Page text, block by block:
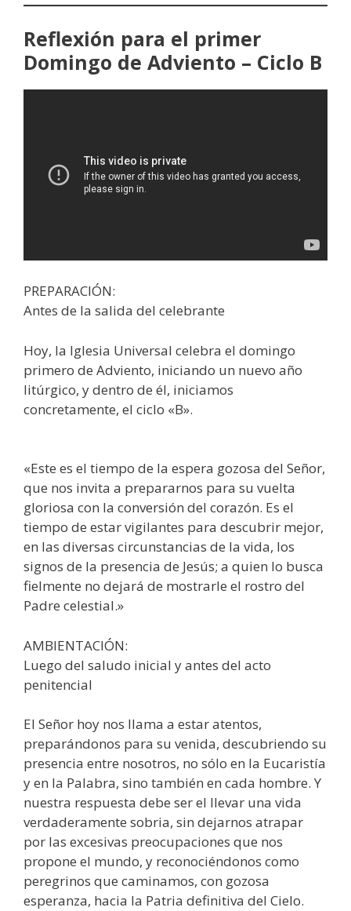
Reflexión para el primer
Domingo de Adviento – Ciclo B
PREPARACIÓN:
Antes de la salida del celebrante
Hoy, la Iglesia Universal celebra el domingo
primero de Adviento, iniciando un nuevo año
litúrgico, y dentro de él, iniciamos
concretamente, el ciclo «B».
«Este es el tiempo de la espera gozosa del Señor,
que nos invita a prepararnos para su vuelta
gloriosa con la conversión del corazón. Es el
tiempo de estar vigilantes para descubrir mejor,
en las diversas circunstancias de la vida, los
signos de la presencia de Jesús; a quien lo busca
fielmente no dejará de mostrarle el rostro del
Padre celestial.»
AMBIENTACIÓN:
Luego del saludo inicial y antes del acto
penitencial
El Señor hoy nos llama a estar atentos,
preparándonos para su venida, descubriendo su
presencia entre nosotros, no sólo en la Eucaristía
y en la Palabra, sino también en cada hombre. Y
nuestra respuesta debe ser el llevar una vida
verdaderamente sobria, sin dejarnos atrapar
por las excesivas preocupaciones que nos
propone el mundo, y reconociéndonos como
peregrinos que caminamos, con gozosa
esperanza, hacia la Patria definitiva del Cielo.